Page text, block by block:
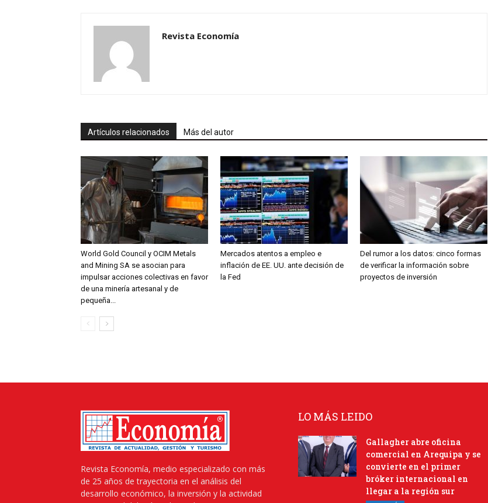
Revista Economía
Artículos relacionados Más del autor
World Gold Council y OCIM Metals
and Mining SA se asocian para
impulsar acciones colectivas en favor
de una minería artesanal y de
pequeña...
Mercados atentos a empleo e
inflación de EE. UU. ante decisión de
la Fed
Del rumor a los datos: cinco formas
de verificar la información sobre
proyectos de inversión
Revista Economía, medio especializado con más
de 25 años de trayectoria en el análisis del
desarrollo económico, la inversión y la actividad
LO MÁS LEIDO
Gallagher abre oficina
comercial en Arequipa y se
convierte en el primer
bróker internacional en
llegar a la región sur